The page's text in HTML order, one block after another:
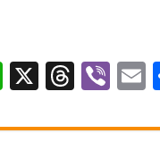
W
at
X
T
e
Vi
er